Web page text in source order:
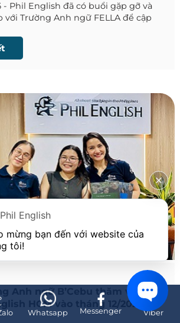
- Phil English đã có buổi gặp gỡ và
Trường Anh ngữ FELLA để cập
Anh ngữ B’Cebu thăm văn
HCM vào tháng 12/2025
Whatsapp Messenger Viber
Phil English
mừng bạn đến với website của
tôi!